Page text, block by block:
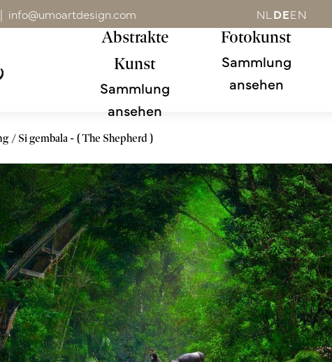
| info@umoartdesign.com NL DEEN
Abstrakte
Kunst
Sammlung
ansehen
Fotokunst
Sammlung
ansehen
Si gembala - ( The Shepherd )